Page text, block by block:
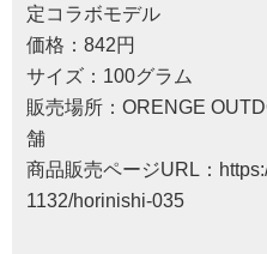
定コラボモデル
価格：842円
サイズ：100グラム
販売場所：ORENGE
舗
商品販売ページURL：
1132/horinishi-035